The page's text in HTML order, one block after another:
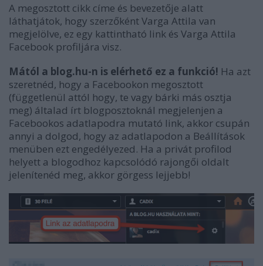
A megosztott cikk címe és bevezetője alatt
láthatjátok, hogy szerzőként Varga Attila van
megjelölve, ez egy kattintható link és Varga Attila
Facebook profiljára visz.
Mától a blog.hu-n is elérhető ez a funkció! Ha azt
szeretnéd, hogy a Facebookon megosztott
(függetlenül attól hogy, te vagy bárki más osztja
meg) általad írt blogposztoknál megjelenjen a
Facebookos adatlapodra mutató link, akkor csupán
annyi a dolgod, hogy az adatlapodon a Beállítások
menüben ezt engedélyezed. Ha a privát profilod
helyett a blogodhoz kapcsolódó rajongői oldalt
jelenítenéd meg, akkor görgess lejjebb!